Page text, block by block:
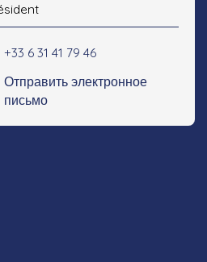
+33 6 31 41 79 46
Отправить электронное
письмо